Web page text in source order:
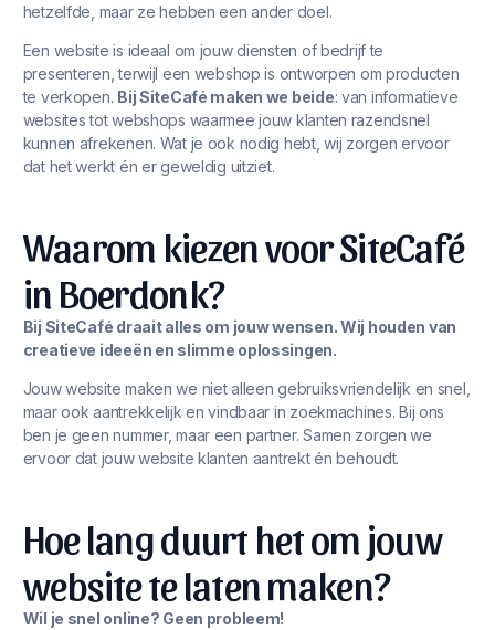
hetzelfde, maar ze hebben een ander doel.
Een website is ideaal om jouw diensten of bedrijf te
presenteren, terwijl een webshop is ontworpen om producten
te verkopen. Bij SiteCafé maken we beide: van informatieve
websites tot webshops waarmee jouw klanten razendsnel
kunnen afrekenen. Wat je ook nodig hebt, wij zorgen ervoor
dat het werkt én er geweldig uitziet.
Waarom kiezen voor SiteCafé
in Boerdonk?
Bij SiteCafé draait alles om jouw wensen. Wij houden van
creatieve ideeën en slimme oplossingen.
Jouw website maken we niet alleen gebruiksvriendelijk en snel,
maar ook aantrekkelijk en vindbaar in zoekmachines. Bij ons
ben je geen nummer, maar een partner. Samen zorgen we
ervoor dat jouw website klanten aantrekt én behoudt.
Hoe lang duurt het om jouw
website te laten maken?
Wil je snel online? Geen probleem!